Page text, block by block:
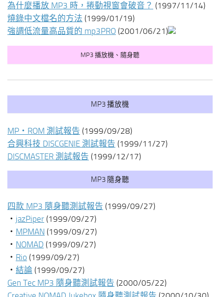
為什麼播放 MP3 時，捲動視窗會破音？ (1997/11/14)
燒錄中文檔名的方法 (1999/01/19)
強調低流量高品質的 mp3PRO (2001/06/21)
MP3 播放機、隨身聽
MP3 播放機
MP‧ROM 測試報告 (1999/09/28)
合興科技 DISCGENIE 測試報告 (1999/11/27)
DISCMASTER 測試報告 (1999/12/17)
MP3 隨身聽
四款 MP3 隨身聽測試報告 (1999/09/27)
‧ jazPiper (1999/09/27)
‧ MPMAN (1999/09/27)
‧ NOMAD (1999/09/27)
‧ Rio (1999/09/27)
‧ 結論 (1999/09/27)
Gen Tec MP3 隨身聽測試報告 (2000/05/22)